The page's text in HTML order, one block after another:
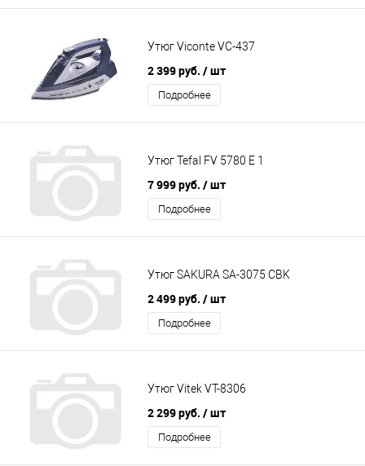
Утюг Viconte VC-437
2 399 руб. / шт
Подробнее
Утюг Tefal FV 5780 E 1
7 999 руб. / шт
Подробнее
Утюг SAKURA SA-3075 CBK
2 499 руб. / шт
Подробнее
Утюг Vitek VT-8306
2 299 руб. / шт
Подробнее